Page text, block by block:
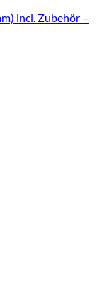
incl. Zubehör –